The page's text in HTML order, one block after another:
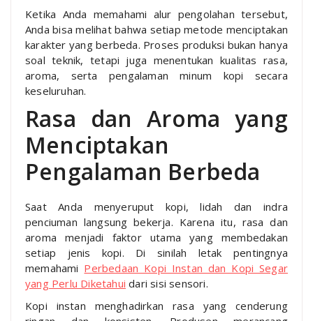
Ketika Anda memahami alur pengolahan tersebut,
Anda bisa melihat bahwa setiap metode menciptakan
karakter yang berbeda. Proses produksi bukan hanya
soal teknik, tetapi juga menentukan kualitas rasa,
aroma, serta pengalaman minum kopi secara
keseluruhan.
Rasa dan Aroma yang
Menciptakan
Pengalaman Berbeda
Saat Anda menyeruput kopi, lidah dan indra
penciuman langsung bekerja. Karena itu, rasa dan
aroma menjadi faktor utama yang membedakan
setiap jenis kopi. Di sinilah letak pentingnya
memahami Perbedaan Kopi Instan dan Kopi Segar
yang Perlu Diketahui dari sisi sensori.
Kopi instan menghadirkan rasa yang cenderung